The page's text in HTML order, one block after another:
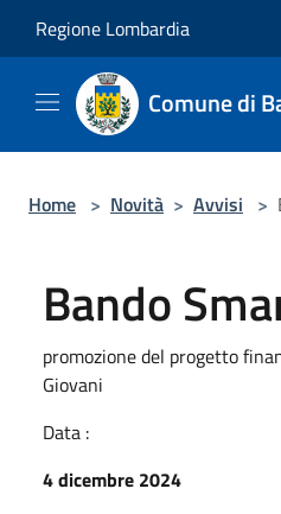
Regione Lombardia
Comune di
Home > Novità > Avvisi >
Bando
promozione del progetto
Giovani
Data :
4 dicembre 2024